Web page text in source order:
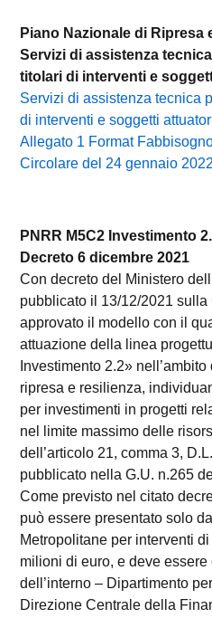
Piano Nazionale di Ripresa
Servizi di assistenza
titolari di interventi e
Servizi di assistenza tecnica
di interventi e soggetti
Allegato 1 Format
Circolare del 24 gennaio
PNRR M5C2 Investimento
Decreto 6 dicembre 2021
Con decreto del Ministero
pubblicato il 13/12/2021
approvato il modello con il
attuazione della linea
Investimento 2.2»
ripresa e resilienza,
per investimenti in progetti
nel limite massimo delle
dell’articolo 21, comma 3,
pubblicato nella G.U. n.265
Come previsto nel citato
può essere presentato solo
Metropolitane per interventi
milioni di euro, e deve
dell’interno – Dipartimento
Direzione Centrale della